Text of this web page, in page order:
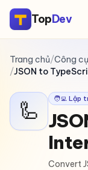
TopDev
Trang chủ/Công cụ
/JSON to
🦾 🧑‍💻 Lập
Convert